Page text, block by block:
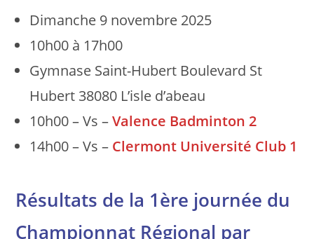
Dimanche 9 novembre 2025
10h00 à 17h00
Gymnase Saint-Hubert Boulevard St
Hubert 38080 L’isle d’abeau
10h00 – Vs –Valence Badminton 2
14h00 – Vs – Clermont Université Club 1
Résultats de la 1ère journée du
Championnat Régional par